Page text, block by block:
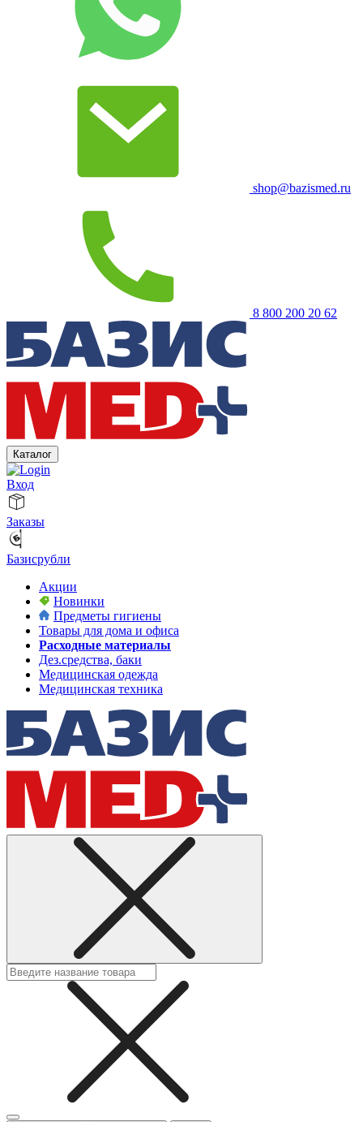
shop@bazismed.ru
8 800 200 20 62
Каталог
Вход
Заказы
Базисрубли
Акции
Новинки
Предметы гигиены
Товары для дома и офиса
Расходные материалы
Дез.средства, баки
Медицинская одежда
Медицинская техника